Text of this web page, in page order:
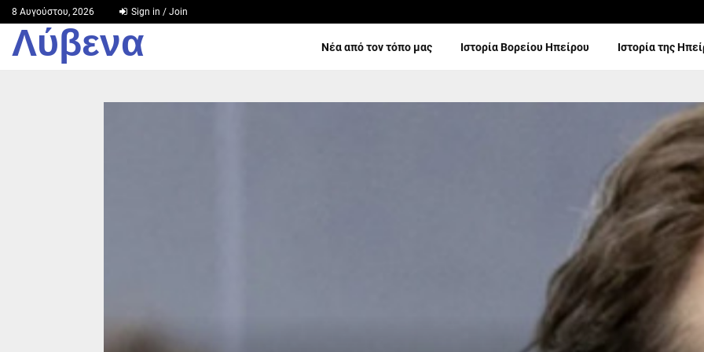
8 Αυγούστου, 2026 Sign in / Join
Λύβενα Νέα από τον τόπο μας Ιστορία Βορείου Ηπείρου Ιστορία της